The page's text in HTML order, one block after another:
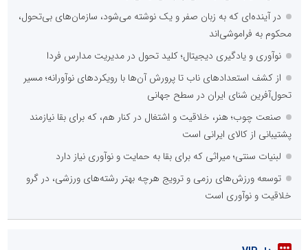
::آخرین های تحلیل و یادداشت جامعه
نسیمِ نخلستان» در مسیرِ کربلا؛ پیوندِ هنرِ ملیِ حصیربافی بافقی‌ها با
ارادتِ حسینی
هشدار روان‌شناسان به والدین در مواجهه با بحران‌های رسانه‌ای؛ تله‌ی
اضطراب برای کودکان
۴ نشانه هشداردهنده اعتیاد دیجیتال در کودکان / از پرخاشگری تا
انزوای اجتماعی
راد؛ برترین آموزشگاه رانندگی با مدیریت خلاق فرامرز صادقی
از انسجام ملی تا همگرایی فرامذهبی؛ تشییع تاریخی رهبر انقلاب
چگونه معادلات داخلی و منطقه‌ای را بازتعریف کرد؟
حماسه تشییع رهبر شهید، بیعتی دوباره با آیت‌الله خامنه‌ای بود